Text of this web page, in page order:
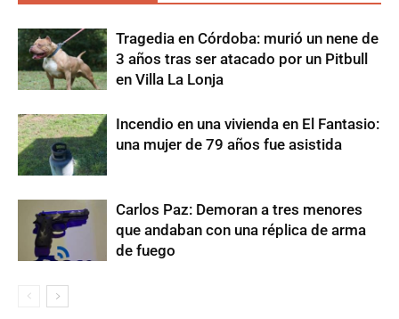
Tragedia en Córdoba: murió un nene de
3 años tras ser atacado por un Pitbull
en Villa La Lonja
Incendio en una vivienda en El Fantasio:
una mujer de 79 años fue asistida
Carlos Paz: Demoran a tres menores
que andaban con una réplica de arma
de fuego